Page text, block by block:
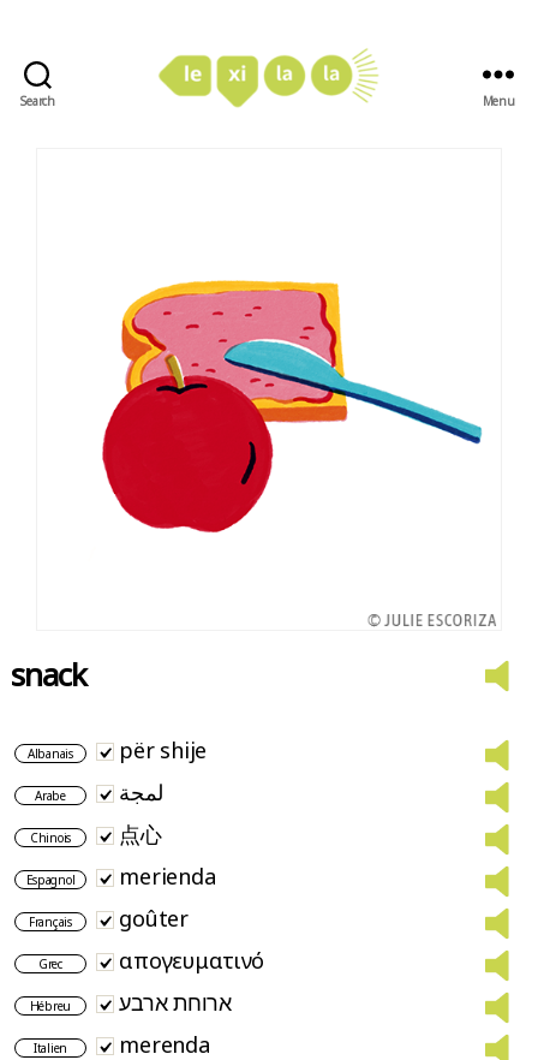
Search Menu
snack
Albanais për shije
Arabe لمجة
Chinois 点心
Espagnol merienda
Français goûter
Grec απογευματινό
Hébreu ארוחת ארבע
Italien merenda